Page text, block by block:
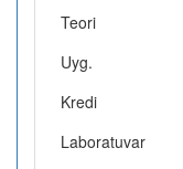
Teori
Uyg.
Kredi
Laboratuvar